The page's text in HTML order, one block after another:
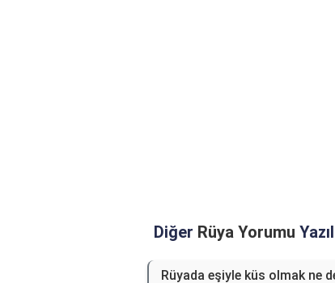
Diğer Rüya Yorumu
Rüyada eşiyle küs olmak ne